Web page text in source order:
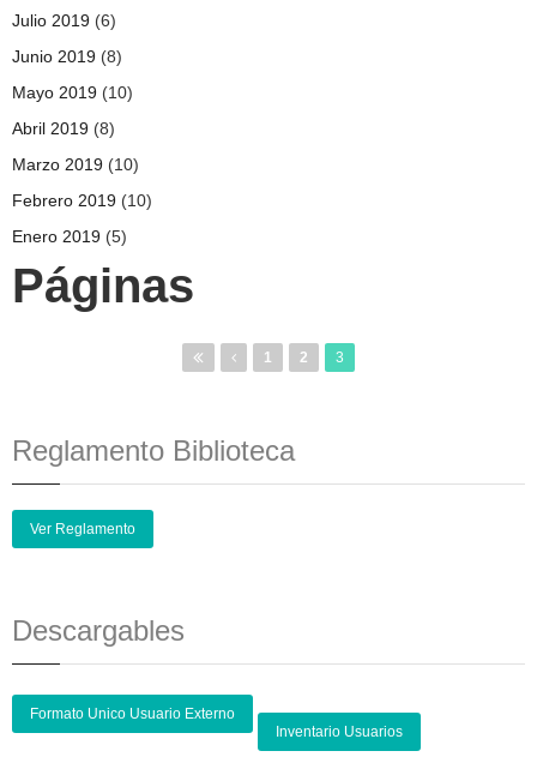
Julio 2019 (6)
Junio 2019 (8)
Mayo 2019 (10)
Abril 2019 (8)
Marzo 2019 (10)
Febrero 2019 (10)
Enero 2019 (5)
Páginas
1 2 3
Reglamento Biblioteca
Ver Reglamento
Descargables
Formato Unico Usuario Externo
Inventario Usuarios